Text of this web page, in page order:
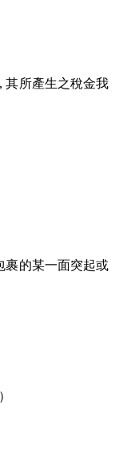
其所產生之稅金我
裹的某一面突起或